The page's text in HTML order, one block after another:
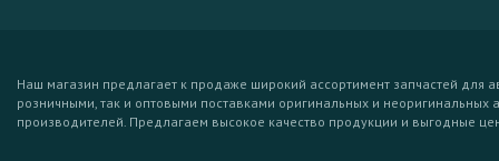
Наш магазин предлагает к продаже широкий ассортимент запчастей для
розничными, так и оптовыми поставками оригинальных и неоригинальных
производителей. Предлагаем высокое качество продукции и выгодные